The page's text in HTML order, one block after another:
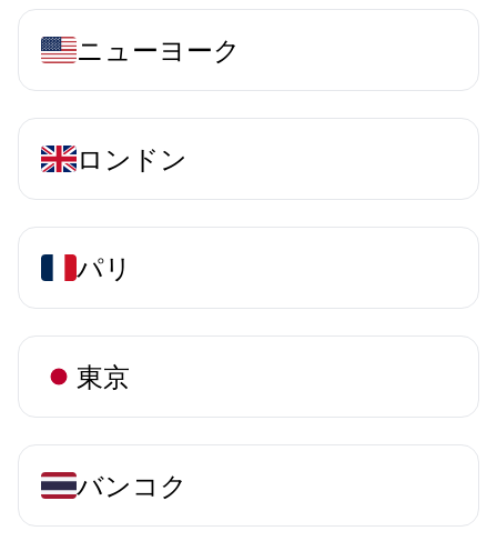
ニューヨーク
ロンドン
パリ
東京
バンコク